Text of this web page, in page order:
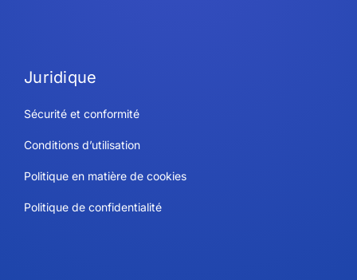
Juridique
Sécurité et conformité
Conditions d’utilisation
Politique en matière de cookies
Politique de confidentialité